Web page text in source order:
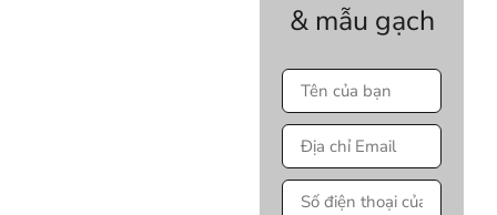
& mẫu gạch